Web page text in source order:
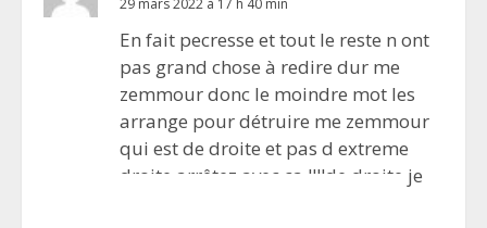
En fait pecresse et tout le reste n ont
pas grand chose à redire dur me
zemmour donc le moindre mot les
arrange pour détruire me zemmour
qui est de droite et pas d extreme
droite arrêtez avec ça !!!!de droite je